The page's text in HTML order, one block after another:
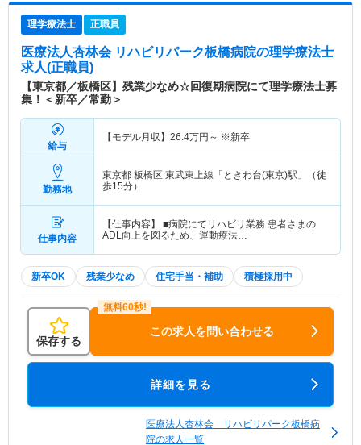
理学療法士 正職員
医療法人杏林会 リハビリパーク板橋病院の理学療法士
求人(正職員)
【東京都／板橋区】残業少なめ☆回復期病院にて理学療法士募
集！＜新卒／常勤＞
給与
【モデル月収】 26.4万円～ ※新卒
勤務地
東京都 板橋区 東武東上線「ときわ台(東京)駅」（徒
歩15分）
仕事内容
【仕事内容】 ■病院にてリハビリ業務 患者さまの
ADL向上を図るため、運動療法…
新卒OK 残業少なめ 住宅手当・補助 積極採用中
保存する
この求人を問い合わせる
詳細を見る
医療法人杏林会 リハビリパーク板橋病
院の求人一覧